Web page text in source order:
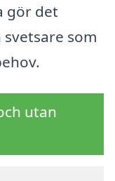
gör det
som
utan